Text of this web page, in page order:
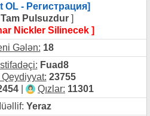
OL - Регистрация]
Tam Pulsuzdur ]
Nickler Silinecek ]
Gələn: 18
Fuad8
23755
Qızlar: 11301
Yeraz